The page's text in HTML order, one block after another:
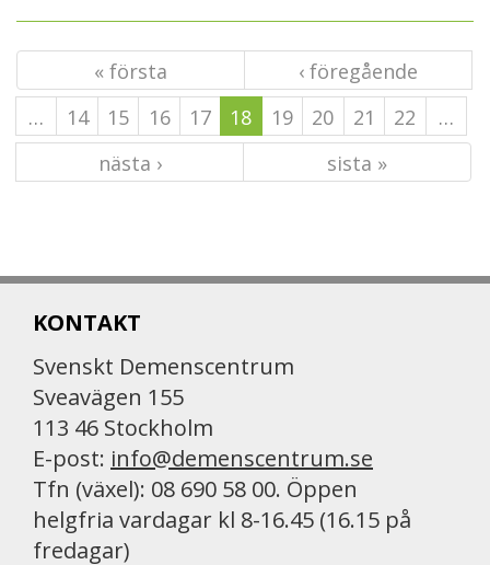
« första
‹ föregående
…
14 15 16 17 18 19 20 21 22
…
nästa ›
sista »
KONTAKT
Svenskt Demenscentrum
Sveavägen 155
113 46 Stockholm
E-post: info@demenscentrum.se
Tfn (växel): 08 690 58 00. Öppen
helgfria vardagar kl 8-16.45 (16.15 på
fredagar)